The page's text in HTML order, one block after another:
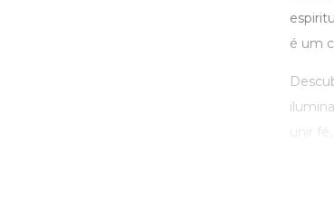
é um
unir fé,